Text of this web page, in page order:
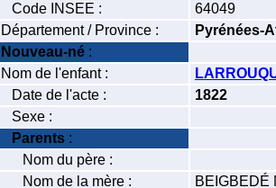
Code INSEE :
64049
Département / Province :
Pyrénées-
Nouveau-né :
Nom de l'enfant :
Date de l'acte :
1822
Sexe :
Parents :
Nom du père :
Nom de la mère :
BEIGBEDÉ